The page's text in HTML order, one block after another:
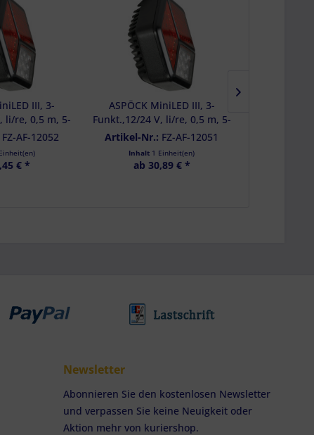
III, 3-
li/re, 0,5 m, 5-
33-7234-087
FZ-AF-12052
€ *
ASPÖCK MiniLED III, 3-
Funkt.,12/24 V, li/re, 0,5 m, 5-
pol.Baj., - 33-7234-077
Artikel-Nr.: FZ-AF-12051
Inhalt 1 Einheit(en)
ab 30,89 € *
Newsletter
Abonnieren Sie den kostenlosen Newsletter
und verpassen Sie keine Neuigkeit oder
Aktion mehr von kuriershop.